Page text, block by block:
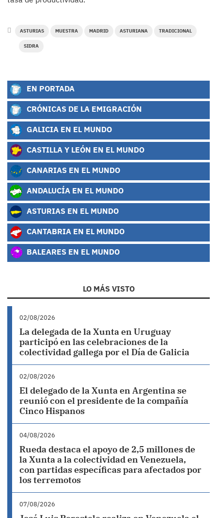
ASTURIAS MUESTRA MADRID ASTURIANA TRADICIONAL
SIDRA
EN PORTADA
CRÓNICAS DE LA EMIGRACIÓN
GALICIA EN EL MUNDO
CASTILLA Y LEÓN EN EL MUNDO
CANARIAS EN EL MUNDO
ANDALUCÍA EN EL MUNDO
ASTURIAS EN EL MUNDO
CANTABRIA EN EL MUNDO
BALEARES EN EL MUNDO
LO MÁS VISTO
02/08/2026
La delegada de la Xunta en Uruguay
participó en las celebraciones de la
colectividad gallega por el Día de Galicia
02/08/2026
El delegado de la Xunta en Argentina se
reunió con el presidente de la compañía
Cinco Hispanos
04/08/2026
Rueda destaca el apoyo de 2,5 millones de
la Xunta a la colectividad en Venezuela,
con partidas específicas para afectados por
los terremotos
07/08/2026